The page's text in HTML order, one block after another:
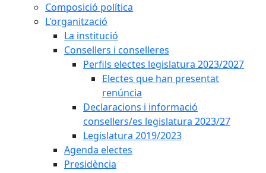
Composició política
L'organització
La institució
Consellers i conselleres
Perfils electes legislatura 2023/2027
Electes que han presentat
renúncia
Declaracions i informació
consellers/es legislatura 2023/27
Legislatura 2019/2023
Agenda electes
Presidència